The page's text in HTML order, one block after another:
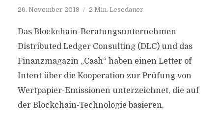
26. November 2019 2 Min. Lesedauer
Das Blockchain-Beratungsunternehmen
Distributed Ledger Consulting (DLC) und das
Finanzmagazin „Cash“ haben einen Letter of
Intent über die Kooperation zur Prüfung von
Wertpapier-Emissionen unterzeichnet, die auf
der Blockchain-Technologie basieren.